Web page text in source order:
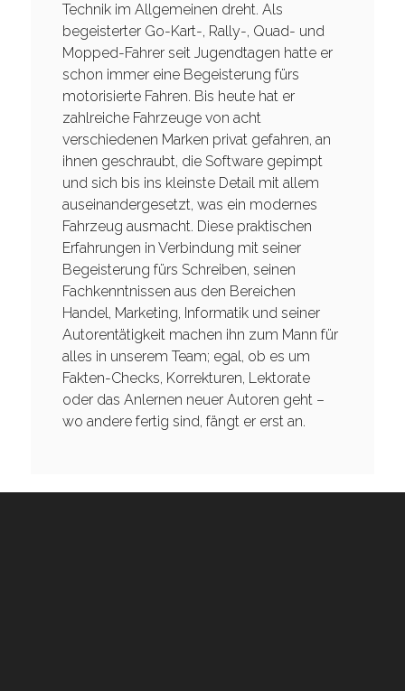
Technik im Allgemeinen dreht. Als
begeisterter Go-Kart-, Rally-, Quad- und
Mopped-Fahrer seit Jugendtagen hatte er
schon immer eine Begeisterung fürs
motorisierte Fahren. Bis heute hat er
zahlreiche Fahrzeuge von acht
verschiedenen Marken privat gefahren, an
ihnen geschraubt, die Software gepimpt
und sich bis ins kleinste Detail mit allem
auseinandergesetzt, was ein modernes
Fahrzeug ausmacht. Diese praktischen
Erfahrungen in Verbindung mit seiner
Begeisterung fürs Schreiben, seinen
Fachkenntnissen aus den Bereichen
Handel, Marketing, Informatik und seiner
Autorentätigkeit machen ihn zum Mann für
alles in unserem Team; egal, ob es um
Fakten-Checks, Korrekturen, Lektorate
oder das Anlernen neuer Autoren geht –
wo andere fertig sind, fängt er erst an.